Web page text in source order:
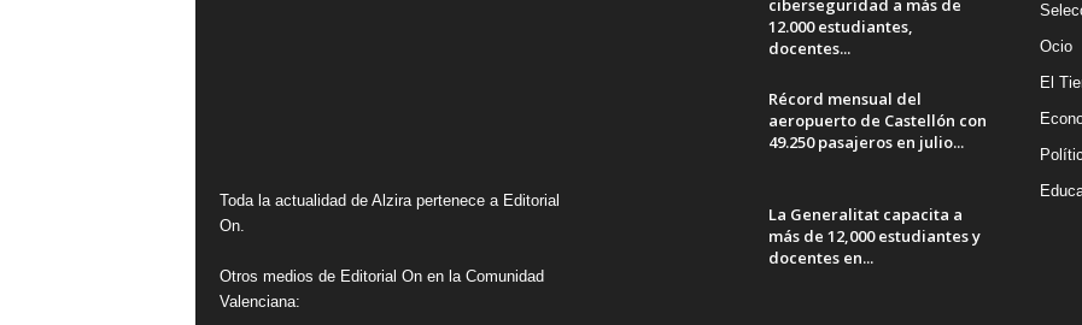
Toda la actualidad de Alzira pertenece a Editorial
On.
Otros medios de Editorial On en la Comunidad
Valenciana:
ciberseguridad a más de
12.000 estudiantes,
docentes...
Récord mensual del
aeropuerto de Castellón con
49.250 pasajeros en julio...
La Generalitat capacita a
más de 12,000 estudiantes y
docentes en...
Ocio
El